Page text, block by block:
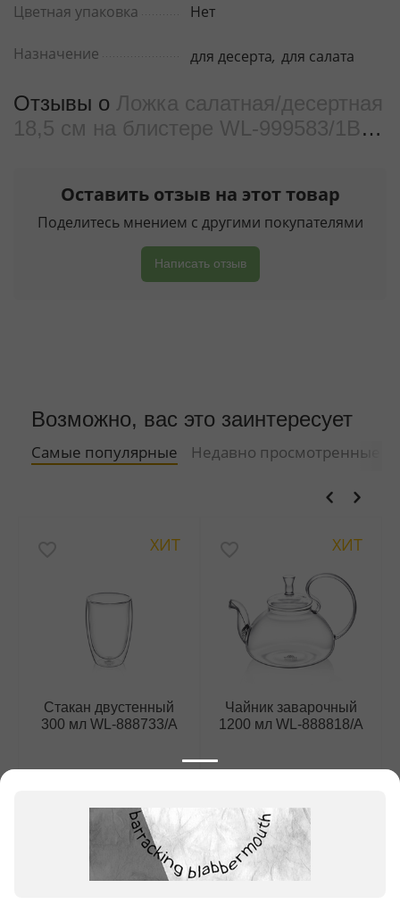
Цветная упаковка Нет
Назначение для десерта, для салата
Отзывы о Ложка салатная/десертная
18,5 см на блистере WL‑999583/1B
Оставить отзыв на этот товар
Поделитесь мнением с другими покупателями
Написать отзыв
Возможно, вас это заинтересует
Самые популярные Недавно просмотренные
ХИТ
Стакан двустенный
300 мл WL‑888733/A
за шт.)
ХИТ
Чайник заварочный
1200 мл WL‑888818/A
1 шт. ( 1 485 за шт.)